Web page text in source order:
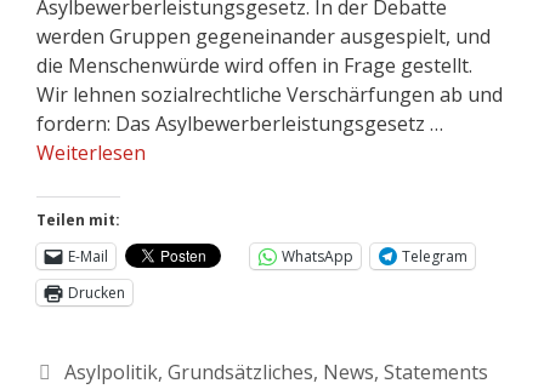
Asylbewerberleistungsgesetz. In der Debatte
werden Gruppen gegeneinander ausgespielt, und
die Menschenwürde wird offen in Frage gestellt.
Wir lehnen sozialrechtliche Verschärfungen ab und
fordern: Das Asylbewerberleistungsgesetz …
Weiterlesen
Teilen mit:
E-Mail
WhatsApp
Telegram
Drucken
Asylpolitik, Grundsätzliches, News, Statements